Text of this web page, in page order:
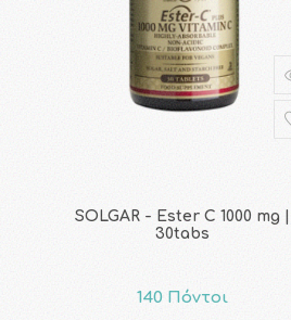
SOLGAR - Ester C 1000 mg |
30tabs
140 Πόντοι